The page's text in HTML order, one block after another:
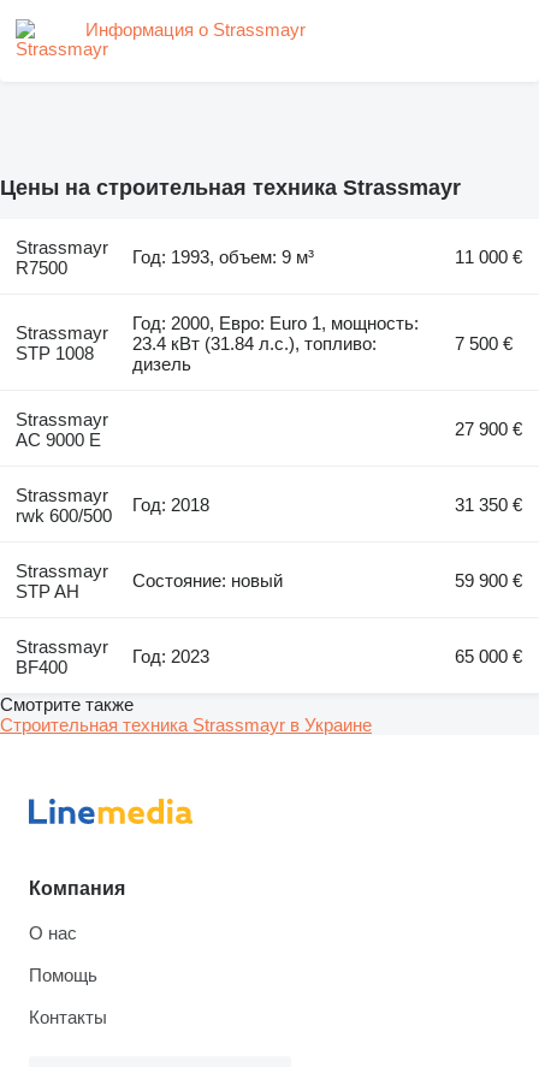
Информация о Strassmayr
Цены на строительная техника Strassmayr
Strassmayr
R7500
Год: 1993, объем: 9 м³ 11 000 €
Strassmayr
STP 1008
Год: 2000, Евро: Euro 1, мощность:
23.4 кВт (31.84 л.с.), топливо:
дизель
7 500 €
Strassmayr
AC 9000 E
27 900 €
Strassmayr
rwk 600/500
Год: 2018 31 350 €
Strassmayr
STP AH
Состояние: новый 59 900 €
Strassmayr
BF400
Год: 2023 65 000 €
Смотрите также
Строительная техника Strassmayr в Украине
Компания
О нас
Помощь
Контакты